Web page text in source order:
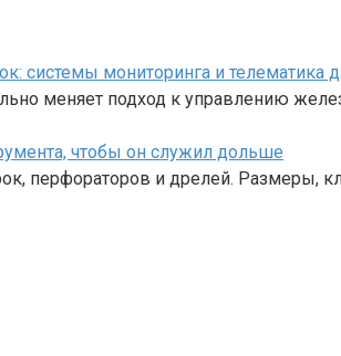
системы мониторинга и телематика
меняет подход к управлению
чтобы он служил дольше
перфораторов и дрелей. Размеры,